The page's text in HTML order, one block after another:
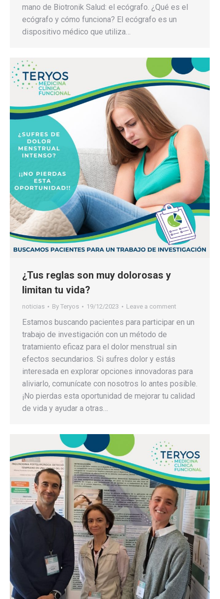
mano de Biotronik Salud: el ecógrafo. ¿Qué es el
ecógrafo y cómo funciona? El ecógrafo es un
dispositivo médico que utiliza…
¿Tus reglas son muy dolorosas y
limitan tu vida?
noticias By Teryos 19/12/2023 Leave a comment
Estamos buscando pacientes para participar en un
trabajo de investigación con un método de
tratamiento eficaz para el dolor menstrual sin
efectos secundarios. Si sufres dolor y estás
interesada en explorar opciones innovadoras para
aliviarlo, comunícate con nosotros lo antes posible.
¡No pierdas esta oportunidad de mejorar tu calidad
de vida y ayudar a otras…